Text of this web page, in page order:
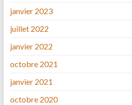
janvier 2023
juillet 2022
janvier 2022
octobre 2021
janvier 2021
octobre 2020